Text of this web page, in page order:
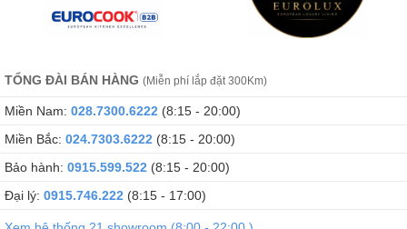
TỔNG ĐÀI BÁN HÀNG (Miễn phí lắp đặt 300Km)
Miền Nam: 028.7300.6222 (8:15 - 20:00)
Miền Bắc: 024.7303.6222 (8:15 - 20:00)
Bảo hành: 0915.599.522 (8:15 - 20:00)
Đại lý: 0915.746.222 (8:15 - 17:00)